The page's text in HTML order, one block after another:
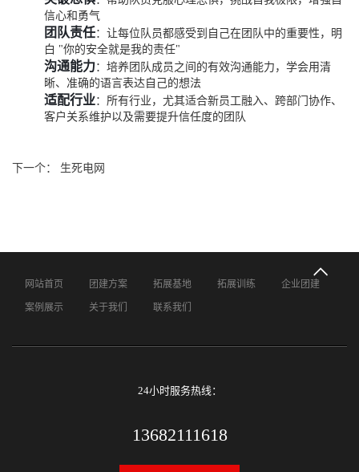
信心和勇气
团队责任：让每位队员都感受到自己在团队中的重要性，明
白 "你的安全就是我的责任"
沟通能力：培养团队成员之间的有效沟通能力，学会用清
晰、准确的语言表达自己的想法
适配行业：所有行业，尤其适合新员工融入、跨部门协作、
客户关系维护以及需要提升信任度的团队
下一个： 生死电网
网站首页 团建方案 拓展基地 拓展训练 企业团建
案例展示 关于我们 联系我们
24小时服务热线：
13682111618